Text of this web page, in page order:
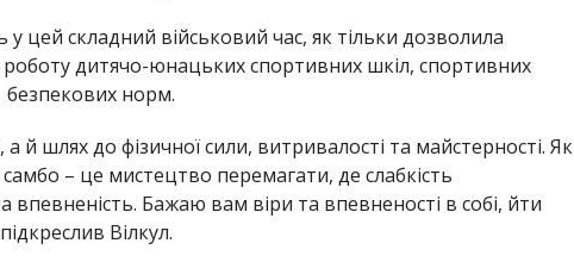
у цей складний військовий час, як тільки дозволила
роботу дитячо-юнацьких спортивних шкіл, спортивних
норм.
шлях до фізичної сили, витривалості та майстерності. Як
– це мистецтво перемагати, де слабкість
впевненість. Бажаю вам віри та впевненості в собі, йти
Вілкул.